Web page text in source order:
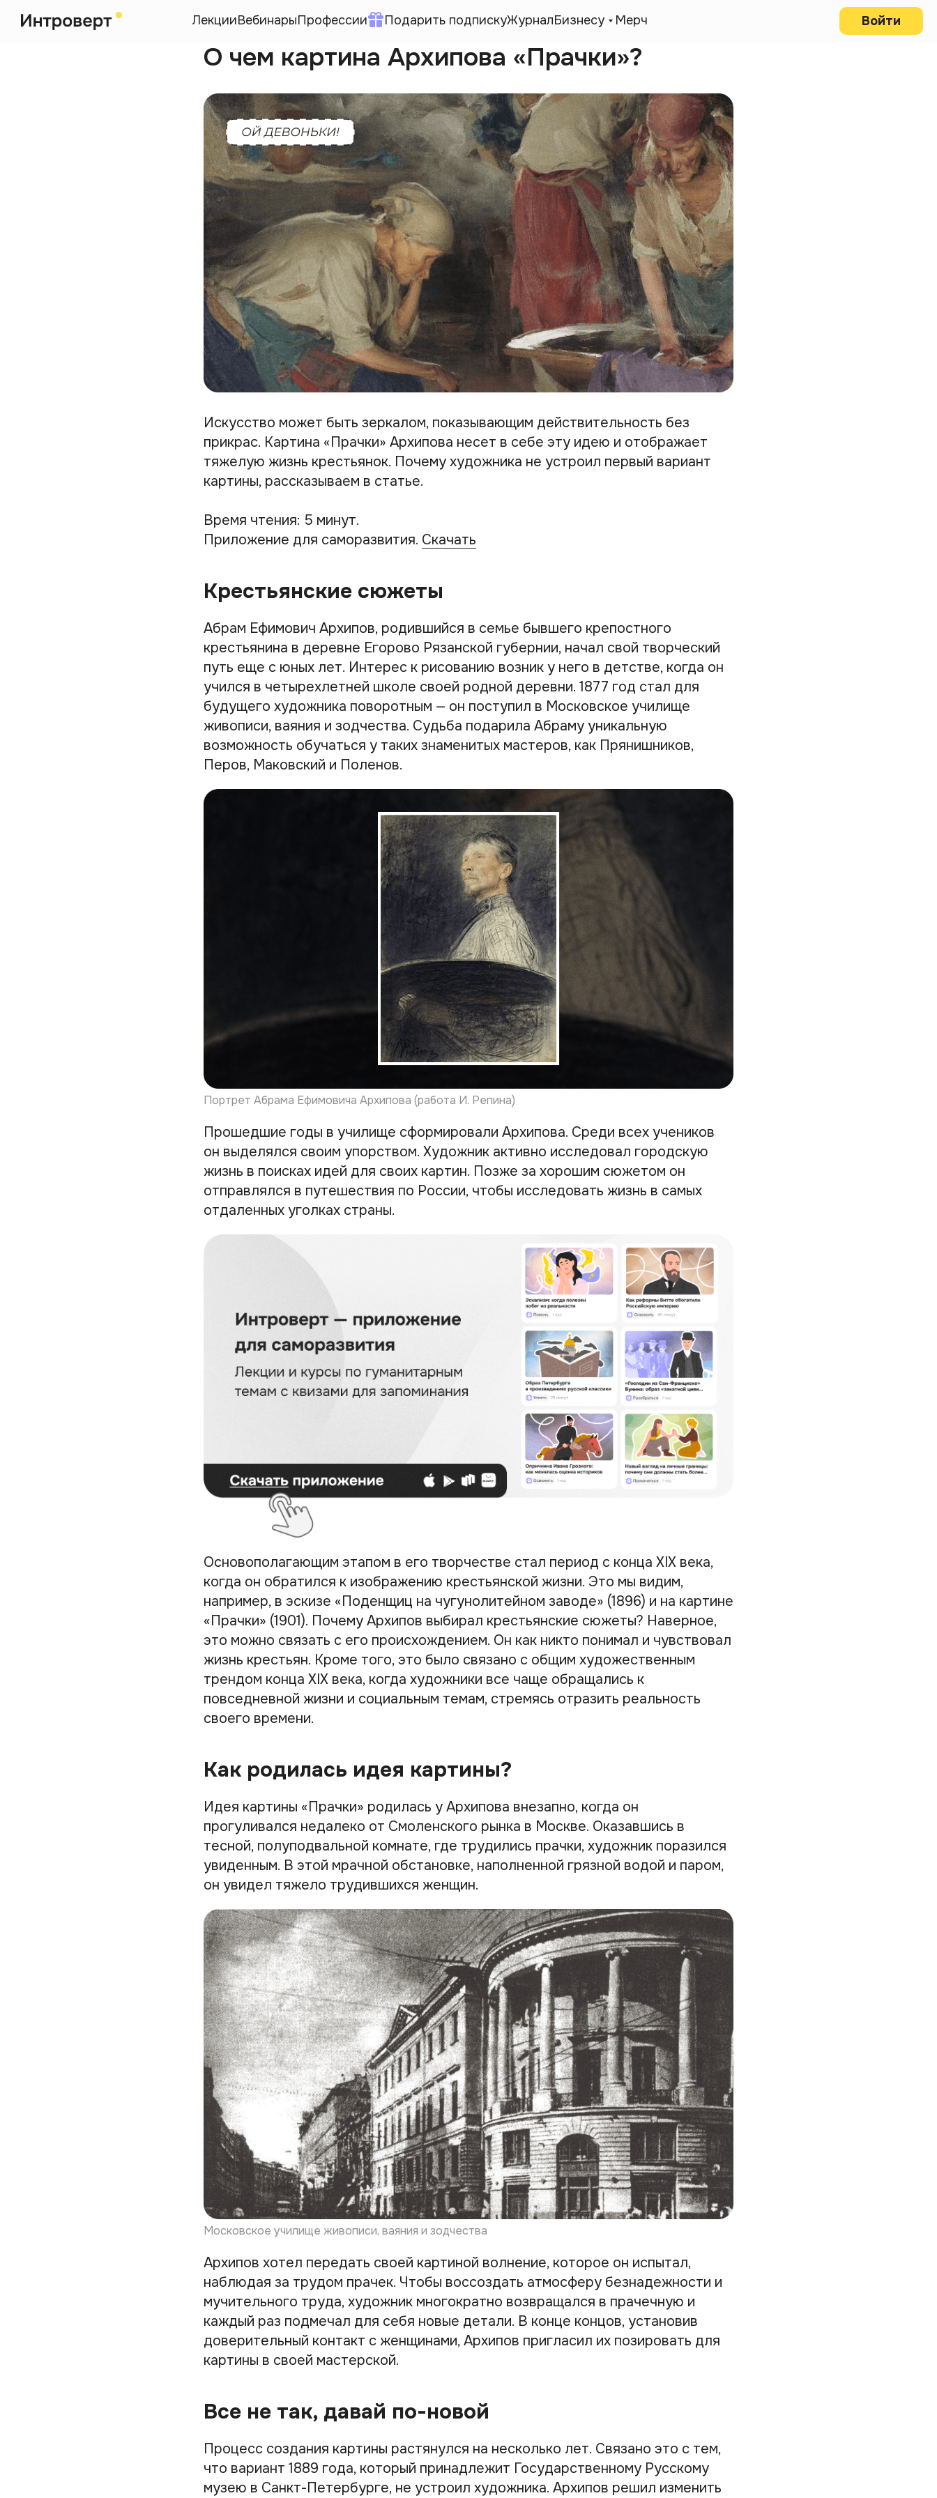
ЛекцииВебинарыПрофессии Подарить подпискуЖурналБизнесу Мерч Войти
О чем картина Архипова «Прачки»?
Искусство может быть зеркалом, показывающим действительность без
прикрас. Картина «Прачки» Архипова несет в себе эту идею и отображает
тяжелую жизнь крестьянок. Почему художника не устроил первый вариант
картины, рассказываем в статье.
Время чтения: 5 минут.
Приложение для саморазвития. Скачать
Крестьянские сюжеты
Абрам Ефимович Архипов, родившийся в семье бывшего крепостного
крестьянина в деревне Егорово Рязанской губернии, начал свой творческий
путь еще с юных лет. Интерес к рисованию возник у него в детстве, когда он
учился в четырехлетней школе своей родной деревни. 1877 год стал для
будущего художника поворотным — он поступил в Московское училище
живописи, ваяния и зодчества. Судьба подарила Абраму уникальную
возможность обучаться у таких знаменитых мастеров, как Прянишников,
Перов, Маковский и Поленов.
Портрет Абрама Ефимовича Архипова (работа И. Репина)
Прошедшие годы в училище сформировали Архипова. Среди всех учеников
он выделялся своим упорством. Художник активно исследовал городскую
жизнь в поисках идей для своих картин. Позже за хорошим сюжетом он
отправлялся в путешествия по России, чтобы исследовать жизнь в самых
отдаленных уголках страны.
Основополагающим этапом в его творчестве стал период с конца XIX века,
когда он обратился к изображению крестьянской жизни. Это мы видим,
например, в эскизе «Поденщиц на чугунолитейном заводе» (1896) и на картине
«Прачки» (1901). Почему Архипов выбирал крестьянские сюжеты? Наверное,
это можно связать с его происхождением. Он как никто понимал и чувствовал
жизнь крестьян. Кроме того, это было связано с общим художественным
трендом конца XIX века, когда художники все чаще обращались к
повседневной жизни и социальным темам, стремясь отразить реальность
своего времени.
Как родилась идея картины?
Идея картины «Прачки» родилась у Архипова внезапно, когда он
прогуливался недалеко от Смоленского рынка в Москве. Оказавшись в
тесной, полуподвальной комнате, где трудились прачки, художник поразился
увиденным. В этой мрачной обстановке, наполненной грязной водой и паром,
он увидел тяжело трудившихся женщин.
Московское училище живописи, ваяния и зодчества
Архипов хотел передать своей картиной волнение, которое он испытал,
наблюдая за трудом прачек. Чтобы воссоздать атмосферу безнадежности и
мучительного труда, художник многократно возвращался в прачечную и
каждый раз подмечал для себя новые детали. В конце концов, установив
доверительный контакт с женщинами, Архипов пригласил их позировать для
картины в своей мастерской.
Все не так, давай по-новой
Процесс создания картины растянулся на несколько лет. Связано это с тем,
что вариант 1889 года, который принадлежит Государственному Русскому
музею в Санкт-Петербурге, не устроил художника. Архипов решил изменить